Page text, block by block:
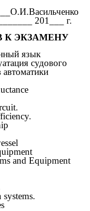
201___ г.
К ЭКЗАМЕНУ
язык
судового
автоматики
and Equipment